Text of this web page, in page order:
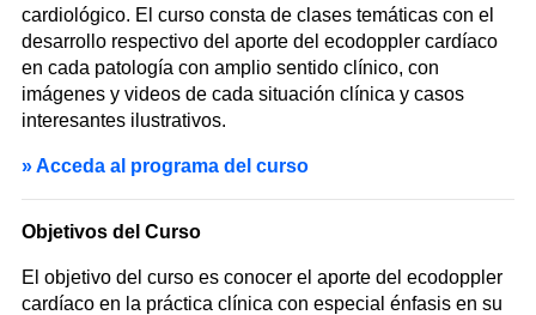
cardiológico. El curso consta de clases temáticas con el
desarrollo respectivo del aporte del ecodoppler cardíaco
en cada patología con amplio sentido clínico, con
imágenes y videos de cada situación clínica y casos
interesantes ilustrativos.
» Acceda al programa del curso
Objetivos del Curso
El objetivo del curso es conocer el aporte del ecodoppler
cardíaco en la práctica clínica con especial énfasis en su